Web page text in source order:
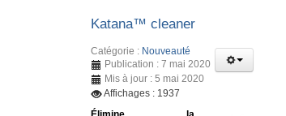
Katana™ cleaner
Catégorie : Nouveauté
Publication : 7 mai 2020
Mis à jour : 5 mai 2020
Affichages : 1937